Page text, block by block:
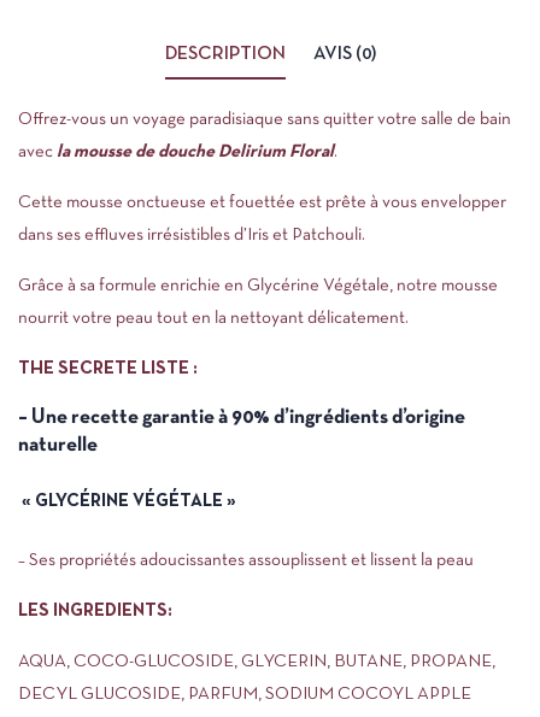
DESCRIPTION AVIS (0)
Offrez-vous un voyage paradisiaque sans quitter votre salle de bain
avec la mousse de douche Delirium Floral.
Cette mousse onctueuse et fouettée est prête à vous envelopper
dans ses effluves irrésistibles d’Iris et Patchouli.
Grâce à sa formule enrichie en Glycérine Végétale, notre mousse
nourrit votre peau tout en la nettoyant délicatement.
THE SECRETE LISTE :
– Une recette garantie à 90% d’ingrédients d’origine
naturelle
« GLYCÉRINE VÉGÉTALE »
– Ses propriétés adoucissantes assouplissent et lissent la peau
LES INGREDIENTS:
AQUA, COCO-GLUCOSIDE, GLYCERIN, BUTANE, PROPANE,
DECYL GLUCOSIDE, PARFUM, SODIUM COCOYL APPLE